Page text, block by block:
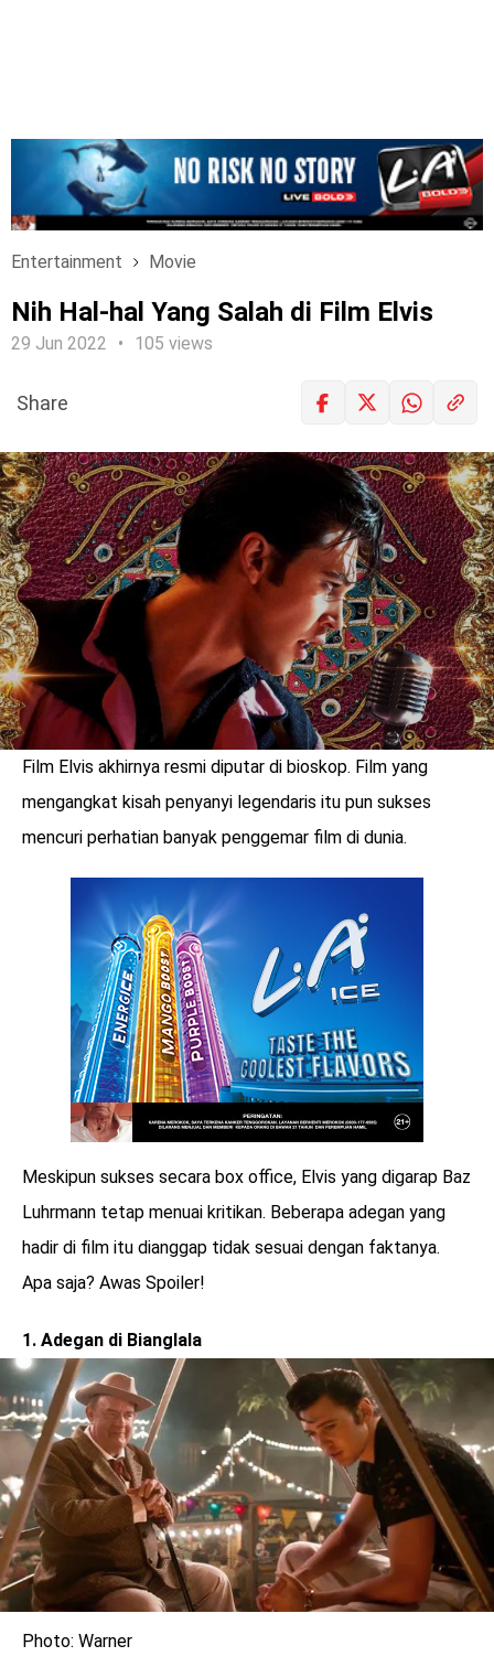
Entertainment Movie
Nih Hal-hal Yang Salah di Film Elvis
29 Jun 2022 105 views
benefit
menarik
LOGIN
Share
Film Elvis akhirnya resmi diputar di bioskop. Film yang
mengangkat kisah penyanyi legendaris itu pun sukses
mencuri perhatian banyak penggemar film di dunia.
Meskipun sukses secara box office, Elvis yang digarap Baz
Luhrmann tetap menuai kritikan. Beberapa adegan yang
hadir di film itu dianggap tidak sesuai dengan faktanya.
Apa saja? Awas Spoiler!
1. Adegan di Bianglala
Photo: Warner